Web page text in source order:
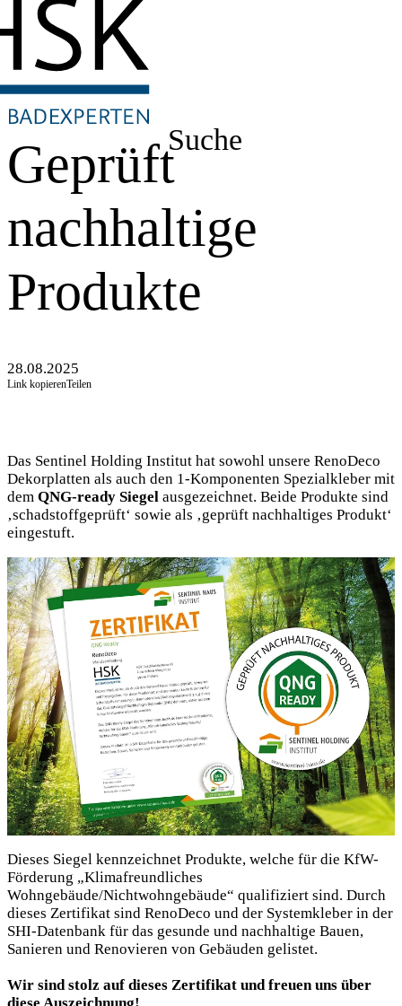
Suche
Geprüft
nachhaltige
Produkte
28.08.2025
Link kopierenTeilen
Das Sentinel Holding Institut hat sowohl unsere RenoDeco
Dekorplatten als auch den 1-Komponenten Spezialkleber mit
dem QNG-ready Siegel ausgezeichnet. Beide Produkte sind
‚schadstoffgeprüft‘ sowie als ‚geprüft nachhaltiges Produkt‘
eingestuft.
Dieses Siegel kennzeichnet Produkte, welche für die KfW-
Förderung „Klimafreundliches
Wohngebäude/Nichtwohngebäude“ qualifiziert sind. Durch
dieses Zertifikat sind RenoDeco und der Systemkleber in der
SHI-Datenbank für das gesunde und nachhaltige Bauen,
Sanieren und Renovieren von Gebäuden gelistet.
Wir sind stolz auf dieses Zertifikat und freuen uns über